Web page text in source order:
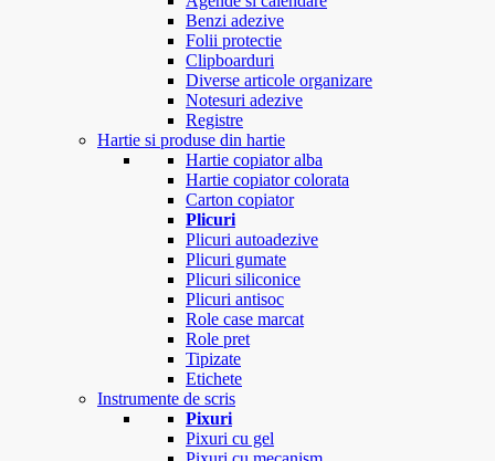
Benzi adezive
Folii protectie
Clipboarduri
Diverse articole organizare
Notesuri adezive
Registre
Hartie si produse din hartie
Hartie copiator alba
Hartie copiator colorata
Carton copiator
Plicuri
Plicuri autoadezive
Plicuri gumate
Plicuri siliconice
Plicuri antisoc
Role case marcat
Role pret
Tipizate
Etichete
Instrumente de scris
Pixuri
Pixuri cu gel